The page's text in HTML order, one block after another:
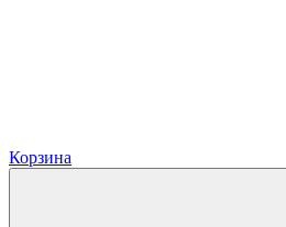
Корзина